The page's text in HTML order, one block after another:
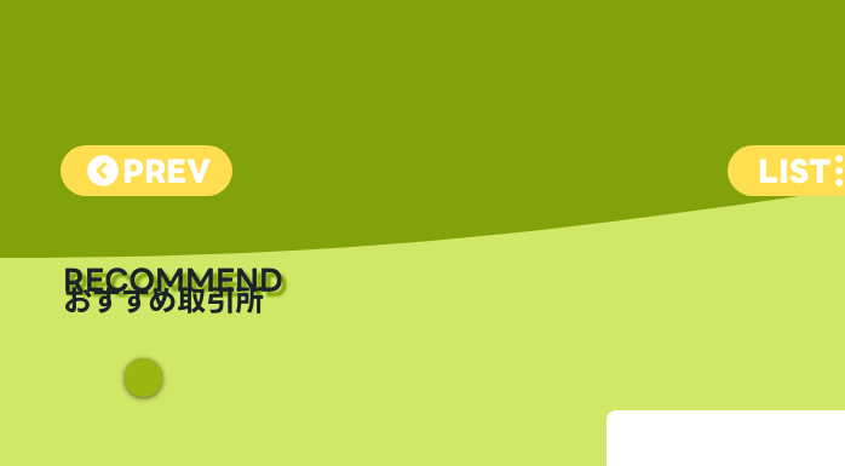
PREV LIST
​RECOMMEND
おすすめ取引所